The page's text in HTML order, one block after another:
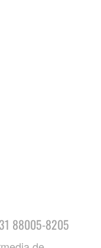
88005-8205